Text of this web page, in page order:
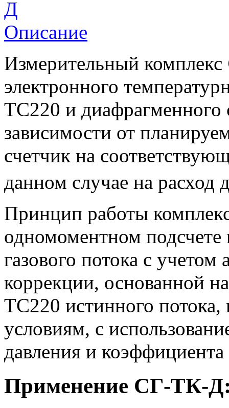
Описание
Измерительный комплекс
электронного
ТС220 и диафрагменного
зависимости от
счетчик на
данном случае на расход
Принцип работы
одномоментном
газового потока с
коррекции, основанной
ТС220 истинного потока,
условиям, с
давления и
Применение СГ-ТК-